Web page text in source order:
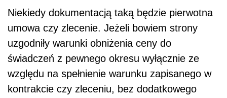
Niekiedy dokumentacją taką będzie pierwotna
umowa czy zlecenie. Jeżeli bowiem strony
uzgodniły warunki obniżenia ceny do
świadczeń z pewnego okresu wyłącznie ze
względu na spełnienie warunku zapisanego w
kontrakcie czy zleceniu, bez dodatkowego